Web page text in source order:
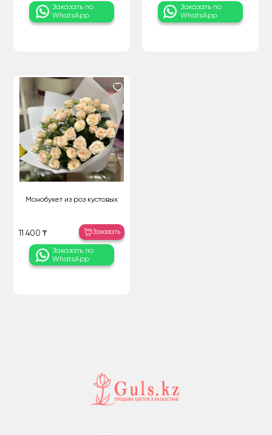
Заказать по
WhatsApp
Заказать по
WhatsApp
Монобукет из роз кустовых
11 400 ₸ Заказать
Заказать по
WhatsApp